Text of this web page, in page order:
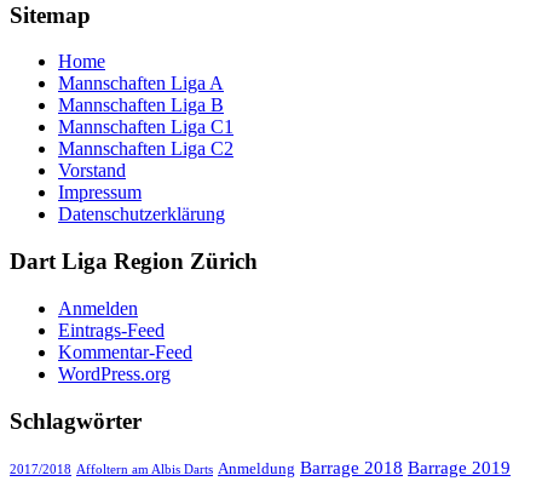
Sitemap
Home
Mannschaften Liga A
Mannschaften Liga B
Mannschaften Liga C1
Mannschaften Liga C2
Vorstand
Impressum
Datenschutzerklärung
Dart Liga Region Zürich
Anmelden
Eintrags-Feed
Kommentar-Feed
WordPress.org
Schlagwörter
2017/2018 Affoltern am Albis Darts Anmeldung Barrage 2018 Barrage 2019